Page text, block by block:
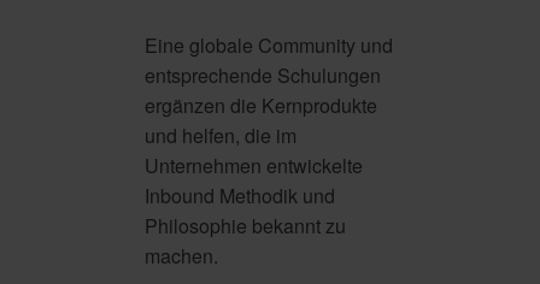
Eine globale Community und
entsprechende Schulungen
ergänzen die Kernprodukte
und helfen, die im
Unternehmen entwickelte
Inbound Methodik und
Philosophie bekannt zu
machen.